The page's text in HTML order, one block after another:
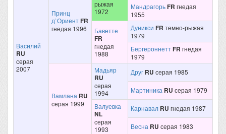
Василий
RU
серая
2007
Принц
д`ОриентFR
гнедая 1996
рыжая
1972
МандрагорьFR гнедая
1955
Баветте
FR
гнедая
1988
Дуникси FR темно-рыжая
1979
БергероннеттFR гнедая
1979
Вамлана RU
серая 1999
Мадьяр
RU
серая
1994
Друг RU серая 1985
Мартиника RU серая 1979
Валуевка
NL
серая
1993
Карнавал RU гнедая 1987
Весна RU серая 1983